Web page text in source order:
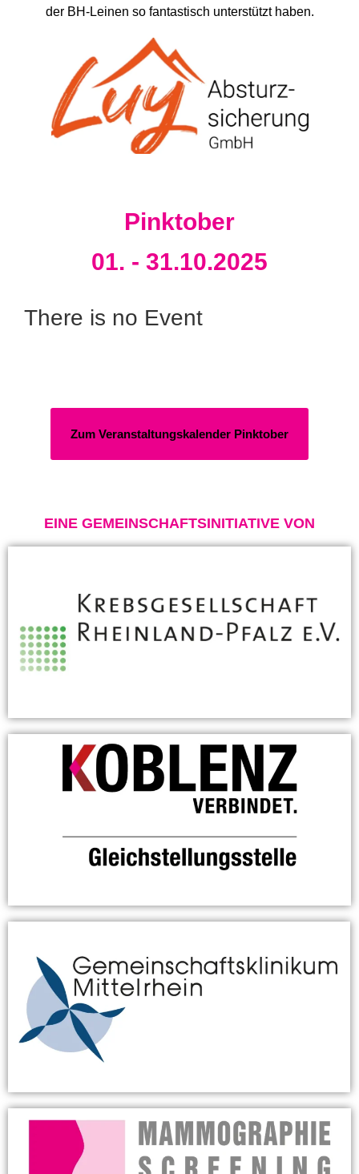
der BH-Leinen so fantastisch unterstützt haben.
Pinktober
01. - 31.10.2025
There is no Event
Zum Veranstaltungskalender Pinktober
EINE GEMEINSCHAFTSINITIATIVE VON